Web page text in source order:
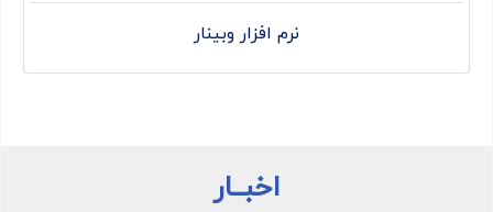
نرم افزار وبینار
اخبــار